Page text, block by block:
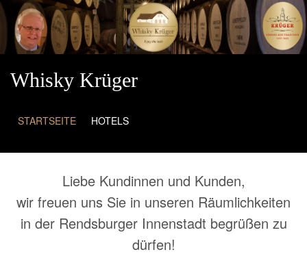
Direkt zum Inhalt
Whisky Krüger
STARTSEITE HOTELS
Liebe Kundinnen und Kunden,
wir freuen uns Sie in unseren Räumlichkeiten
in der Rendsburger Innenstadt begrüßen zu
dürfen!